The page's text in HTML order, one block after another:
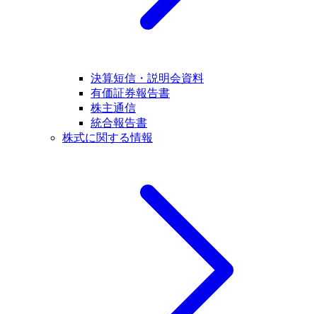
決算短信・説明会資料
有価証券報告書
株主通信
統合報告書
株式に関する情報